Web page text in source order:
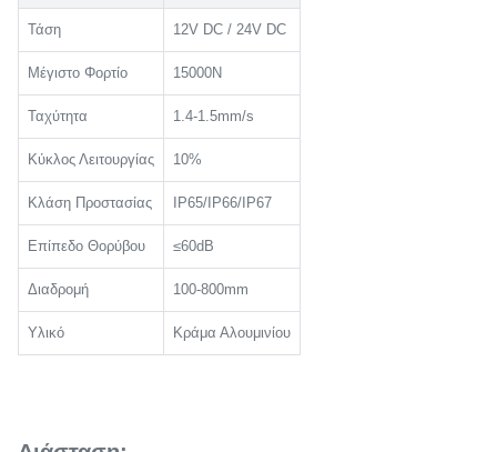
Τάση 12V DC / 24V DC
Μέγιστο Φορτίο 15000N
Ταχύτητα 1.4-1.5mm/s
Κύκλος Λειτουργίας 10%
Κλάση Προστασίας IP65/IP66/IP67
Επίπεδο Θορύβου ≤60dB
Διαδρομή 100-800mm
Υλικό Κράμα Αλουμινίου